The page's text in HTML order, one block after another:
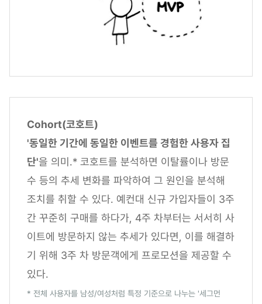
Cohort(코호트)
'동일한 기간에 동일한 이벤트를 경험한 사용자 집
단'을 의미.* 코호트를 분석하면 이탈률이나 방문
수 등의 추세 변화를 파악하여 그 원인을 분석해
조치를 취할 수 있다. 예컨대 신규 가입자들이 3주
간 꾸준히 구매를 하다가, 4주 차부터는 서서히 사
이트에 방문하지 않는 추세가 있다면, 이를 해결하
기 위해 3주 차 방문객에게 프로모션을 제공할 수
있다.
* 전체 사용자를 남성/여성처럼 특정 기준으로 나누는 '세그먼